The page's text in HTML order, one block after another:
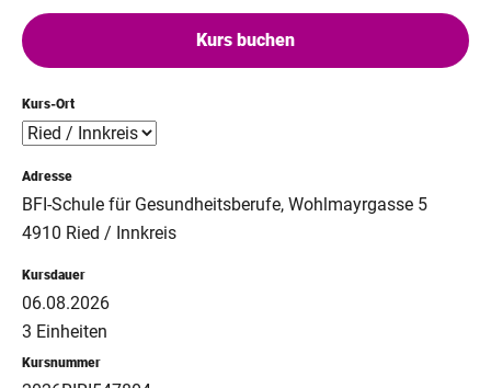
Kurs-Ort
Adresse
BFI-Schule für Gesundheitsberufe, Wohlmayrgasse 5
4910 Ried / Innkreis
Kursdauer
06.08.2026
3 Einheiten
Kursnummer
Kurs buchen